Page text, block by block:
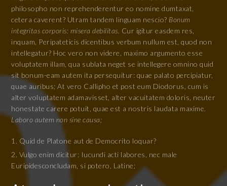
philosopho non reprehenderentur eo nomine dumtaxat,
cetera caverent? Utram tandem linguam nescio? Bonum
integritas corporis: misera debilitas. Cur igitur easdem res,
inquam, Peripateticis dicentibus verbum nullum est, quod non
intellegatur? Hoc vero non videre, maximo argumento esse
voluptatem illam, qua sublata neget se intellegere omnino quid
sit bonum-eam autem ita persequitur: quae palato percipiatur,
quae auribus; At vero Callipho et post eum Diodorus, cum is
alter voluptatem adamavisset, alter vacuitatem doloris, neuter
honestate carere potuit, quae est a nostris laudata maxime.
Laboro autem non sine causa;
Quid de Platone aut de Democrito loquar?
Vulgo enim dicitur: Iucundi acti labores, nec male
Euripidesconcludam, si potero, Latine;